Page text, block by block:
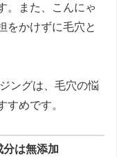
。また、こんにゃ
をかけずに毛穴と
ングは、毛穴の悩
すめです。
分は無添加